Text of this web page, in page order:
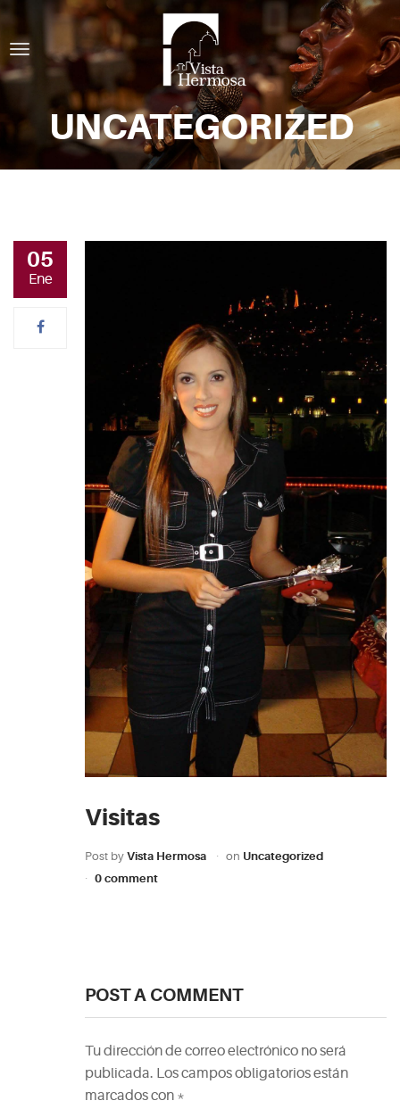
UNCATEGORIZED
05
Ene
Visitas
Post by Vista Hermosa on Uncategorized
0 comment
POST A COMMENT
Tu dirección de correo electrónico no será
publicada. Los campos obligatorios están
marcados con *